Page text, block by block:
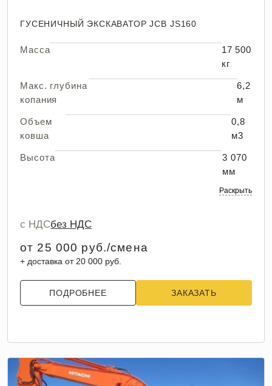
ГУСЕНИЧНЫЙ ЭКСКАВАТОР JCB JS160
Масса
17 500
кг
Макс. глубина
копания
6,2
м
Объем
ковша
0,8
м3
Высота
3 070
мм
Раскрыть
с НДСбез НДС
от 25 000 руб./смена
+ доставка от 20 000 руб.
ПОДРОБНЕЕ ЗАКАЗАТЬ